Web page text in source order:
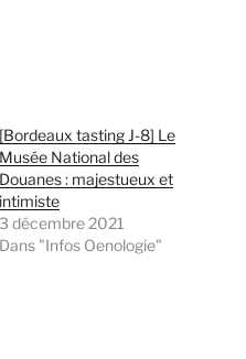
[Bordeaux tasting J-8] Le
Musée National des
Douanes : majestueux et
intimiste
3 décembre 2021
Dans "Infos Oenologie"